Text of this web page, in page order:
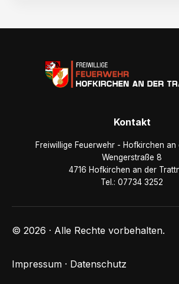
Kontakt
Freiwillige Feuerwehr - Hofkirchen an
Wengerstraße 8
4716 Hofkirchen an der
Tel.: 07734 3252
© 2026 · Alle Rechte vorbehalten.
Impressum · Datenschutz